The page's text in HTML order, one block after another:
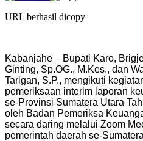
URL berhasil dicopy
Kabanjahe – Bupati Karo,
Ginting, Sp.OG., M.Kes., dan
Tarigan, S.P., mengikuti
pemeriksaan interim laporan
se-Provinsi Sumatera Utara
oleh Badan Pemeriksa
secara daring melalui Zoom
pemerintah daerah se-